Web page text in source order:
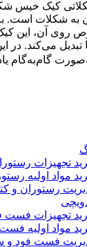
کیک خیس
به شکلات است.
آن، این کیک
تبدیل می‌کند. در
گام‌به‌گام
تجهیزات
مواد اولیه
رستوران و
تجهیزات فست
مواد اولیه
فست فود و